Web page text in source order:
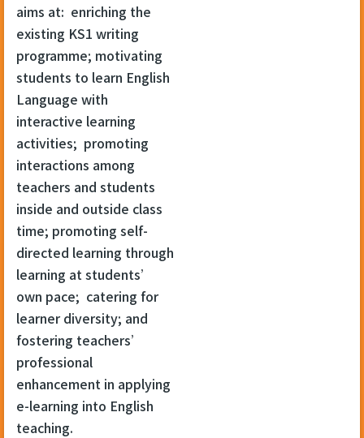
aims at: enriching the
existing KS1 writing
programme; motivating
students to learn English
Language with
interactive learning
activities; promoting
interactions among
teachers and students
inside and outside class
time; promoting self-
directed learning through
learning at students’
own pace; catering for
learner diversity; and
fostering teachers’
professional
enhancement in applying
e-learning into English
teaching.